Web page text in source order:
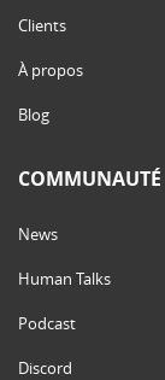
Clients
À propos
Blog
COMMUNAUTÉ
News
Human Talks
Podcast
Discord